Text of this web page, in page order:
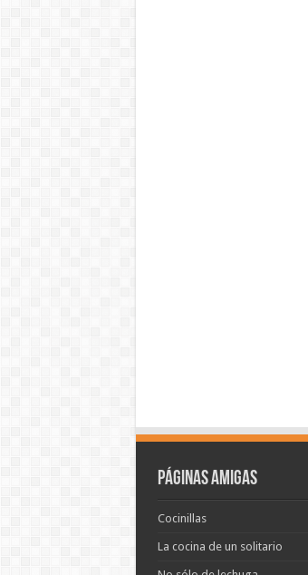
Páginas amigas
Cocinillas
La cocina de un solitario